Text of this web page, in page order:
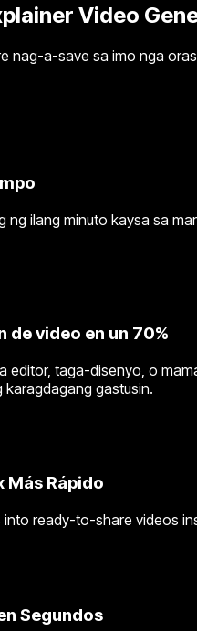
Video
nag-a-save sa imo nga
ng ilang minuto kaysa sa
video en un 70%
editor, taga-disenyo, o
gastusin.
Rápido
ready-to-share videos
Segundos